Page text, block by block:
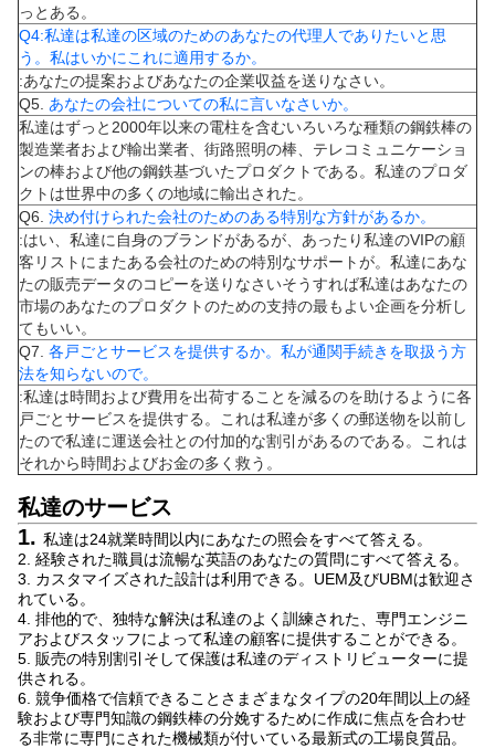
っとある。
Q4:私達は私達の区域のためのあなたの代理人でありたいと思
う。私はいかにこれに適用するか。
:あなたの提案およびあなたの企業収益を送りなさい。
Q5. あなたの会社についての私に言いなさいか。
私達はずっと2000年以来の電柱を含むいろいろな種類の鋼鉄棒の
製造業者および輸出業者、街路照明の棒、テレコミュニケーショ
ンの棒および他の鋼鉄基づいたプロダクトである。私達のプロダ
クトは世界中の多くの地域に輸出された。
Q6. 決め付けられた会社のためのある特別な方針があるか。
:はい、私達に自身のブランドがあるが、あったり私達のVIPの顧
客リストにまたある会社のための特別なサポートが。私達にあな
たの販売データのコピーを送りなさいそうすれば私達はあなたの
市場のあなたのプロダクトのための支持の最もよい企画を分析し
てもいい。
Q7. 各戸ごとサービスを提供するか。私が通関手続きを取扱う方
法を知らないので。
:私達は時間および費用を出荷することを減るのを助けるように各
戸ごとサービスを提供する。これは私達が多くの郵送物を以前し
たので私達に運送会社との付加的な割引があるのである。これは
それから時間およびお金の多く救う。
私達のサービス
1. 私達は24就業時間以内にあなたの照会をすべて答える。
2. 経験された職員は流暢な英語のあなたの質問にすべて答える。
3. カスタマイズされた設計は利用できる。UEM及びUBMは歓迎さ
れている。
4. 排他的で、独特な解決は私達のよく訓練された、専門エンジニ
アおよびスタッフによって私達の顧客に提供することができる。
5. 販売の特別割引そして保護は私達のディストリビューターに提
供される。
6. 競争価格で信頼できることさまざまなタイプの20年間以上の経
験および専門知識の鋼鉄棒の分娩するために作成に焦点を合わせ
る非常に専門にされた機械類が付いている最新式の工場良質品。